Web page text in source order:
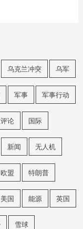
乌克兰冲突 乌军
军事 军事行动
论 国际
新闻 无人机
欧盟 特朗普
美国 能源 英国
雪球